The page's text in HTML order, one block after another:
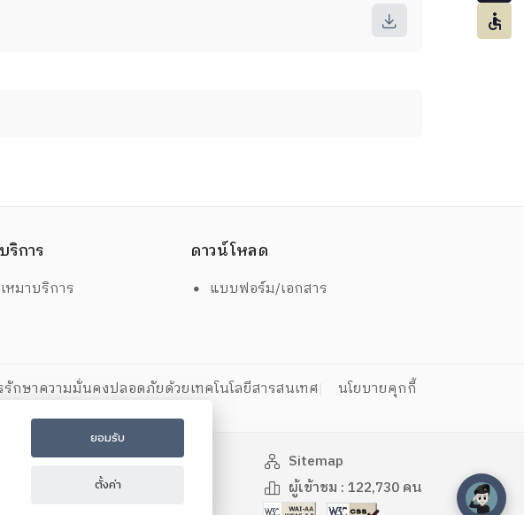
ริการ
หมาบริการ
ดาวน์โหลด
แบบฟอร์ม/เอกสาร
รักษาความมั่นคงปลอดภัยด้วยเทคโนโลยีสารสนเทศ
นโยบายคุกกี้
Sitemap
ผู้เข้าชม :122,730 คน
ยอมรับ
ตั้งค่า